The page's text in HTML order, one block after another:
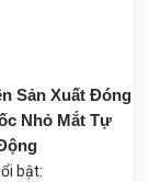
Sản Xuất Đóng
Nhỏ Mắt Tự
bật: